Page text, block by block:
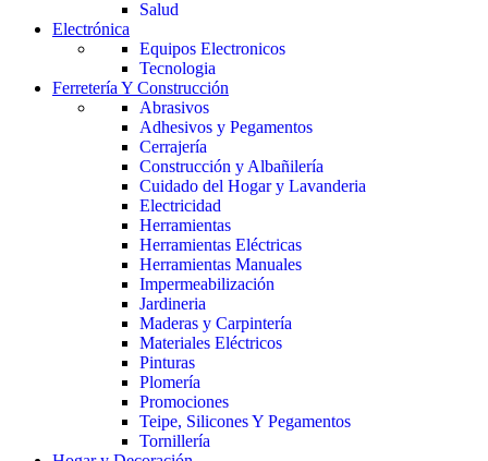
Salud
Electrónica
Equipos Electronicos
Tecnologia
Ferretería Y Construcción
Abrasivos
Adhesivos y Pegamentos
Cerrajería
Construcción y Albañilería
Cuidado del Hogar y Lavanderia
Electricidad
Herramientas
Herramientas Eléctricas
Herramientas Manuales
Impermeabilización
Jardineria
Maderas y Carpintería
Materiales Eléctricos
Pinturas
Plomería
Promociones
Teipe, Silicones Y Pegamentos
Tornillería